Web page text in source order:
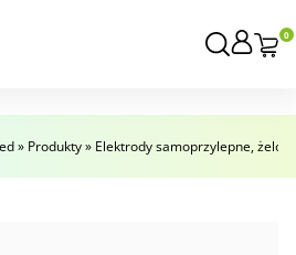
0
» Produkty» Elektrody samoprzylepne,